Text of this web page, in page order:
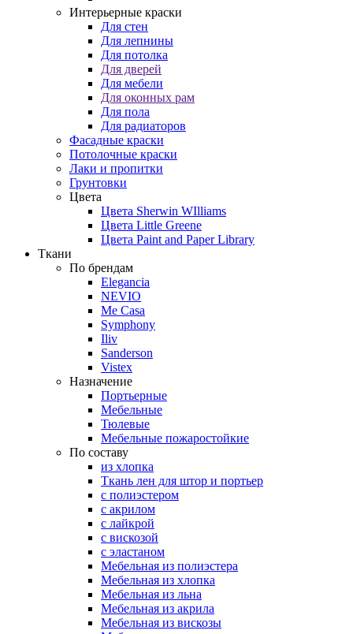
Интерьерные краски
Для стен
Для лепнины
Для потолка
Для дверей
Для мебели
Для оконных рам
Для пола
Для радиаторов
Фасадные краски
Потолочные краски
Лаки и пропитки
Грунтовки
Цвета
Цвета Sherwin WIlliams
Цвета Little Greene
Цвета Paint and Paper Library
Ткани
По брендам
Elegancia
NEVIO
Me Casa
Symphony
Iliv
Sanderson
Vistex
Назначение
Портьерные
Мебельные
Тюлевые
Мебельные пожаростойкие
По составу
из хлопка
Ткань лен для штор и портьер
с полиэстером
с акрилом
с лайкрой
с вискозой
с эластаном
Мебельная из полиэстера
Мебельная из хлопка
Мебельная из льна
Мебельная из акрила
Мебельная из вискозы